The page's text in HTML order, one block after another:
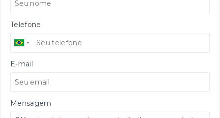
Telefone
E-mail
Mensagem